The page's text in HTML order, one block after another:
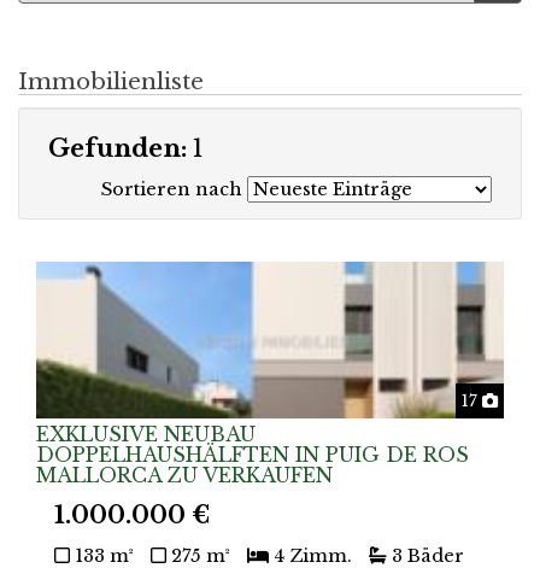
Immobilienliste
Gefunden: 1
Sortieren nach
17 Fotos
EXKLUSIVE NEUBAU
DOPPELHAUSHÄLFTEN IN PUIG DE ROS
MALLORCA ZU VERKAUFEN
1.000.000 €
133 m² 275 m² 4 Zimm.
3 Bäder